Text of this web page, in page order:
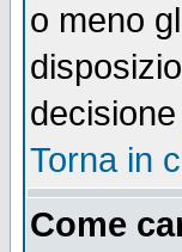
o meno
Torna in
Come